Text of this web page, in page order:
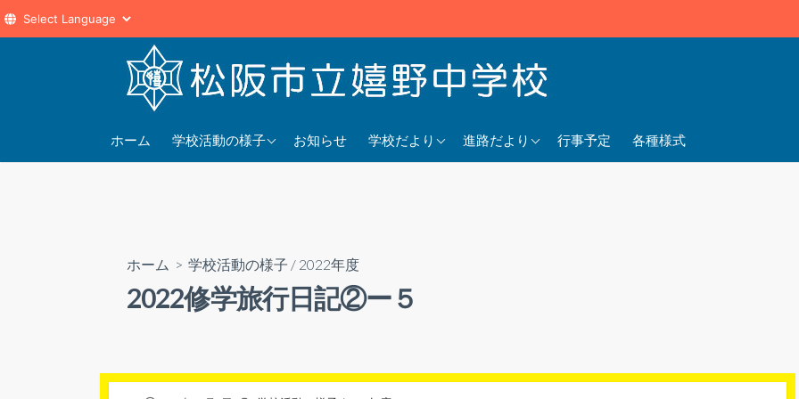
へ
ホーム 学校活動の様子
2025年度
お知らせ 学校だより
2025年度
進路だより
2025年度
行事予定 各種様式
ホーム > 学校活動の様子 / 2022年度
2022修学旅行日記②ー５